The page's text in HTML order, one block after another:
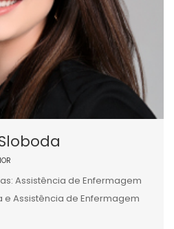
Assistência de Enfermagem
e Assistência de Enfermagem